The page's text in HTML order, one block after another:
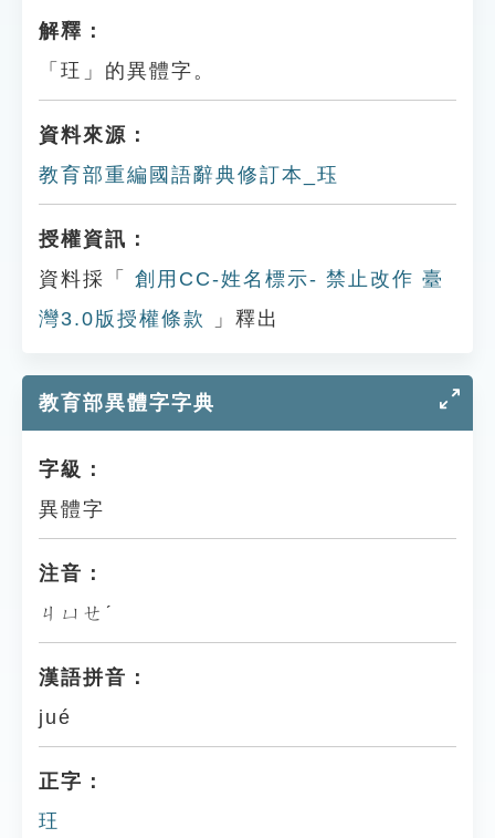
解釋：
「玨」的異體字。
資料來源：
教育部重編國語辭典修訂本_珏
授權資訊：
資料採「
創用CC-姓名標示- 禁止改作 臺
灣3.0版授權條款
」釋出
教育部異體字字典
字級：
異體字
注音：
ㄐㄩㄝˊ
漢語拼音：
jué
正字：
玨